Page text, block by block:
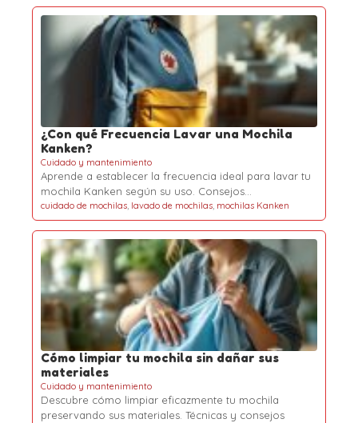
¿Con qué Frecuencia Lavar una Mochila
Kanken?
Cuidado y mantenimiento
Aprende a establecer la frecuencia ideal para lavar tu
mochila Kanken según su uso. Consejos…
cuidado de mochilas, lavado de mochilas, mochilas Kanken
Cómo limpiar tu mochila sin dañar sus
materiales
Cuidado y mantenimiento
Descubre cómo limpiar eficazmente tu mochila
preservando sus materiales. Técnicas y consejos